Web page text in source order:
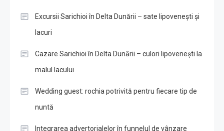
Excursii Sarichioi în Delta Dunării – sate lipovenești și
lacuri
Cazare Sarichioi în Delta Dunării – culori lipovenești la
malul lacului
Wedding guest: rochia potrivită pentru fiecare tip de
nuntă
Integrarea advertorialelor în funnelul de vânzare